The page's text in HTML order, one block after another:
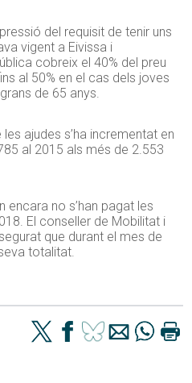
del requisit de tenir uns
vigent a Eivissa i
cobreix el 40% del preu
al 50% en el cas dels joves
de 65 anys.
ajudes s’ha incrementat en
al 2015 als més de 2.553
encara no s’han pagat les
El conseller de Mobilitat i
que durant el mes de
totalitat.